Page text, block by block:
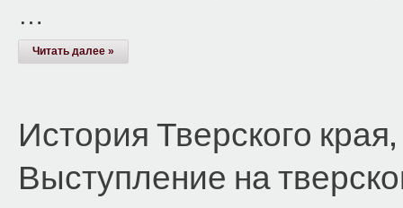
…
Читать далее »
История Тверского
Выступление на